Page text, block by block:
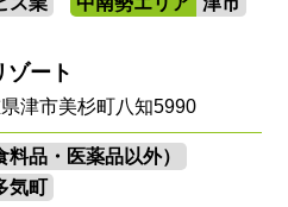
ゾート
津市美杉町八知5990
料品・医薬品以外）
気町